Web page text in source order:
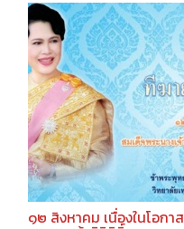
๑๒ สิงหาคม เนื่องในโอก